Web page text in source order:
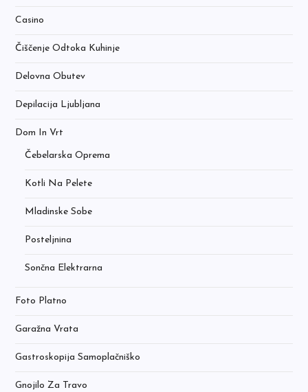
Casino
Čiščenje Odtoka Kuhinje
Delovna Obutev
Depilacija Ljubljana
Dom In Vrt
Čebelarska Oprema
Kotli Na Pelete
Mladinske Sobe
Posteljnina
Sončna Elektrarna
Foto Platno
Garažna Vrata
Gastroskopija Samoplačniško
Gnojilo Za Travo